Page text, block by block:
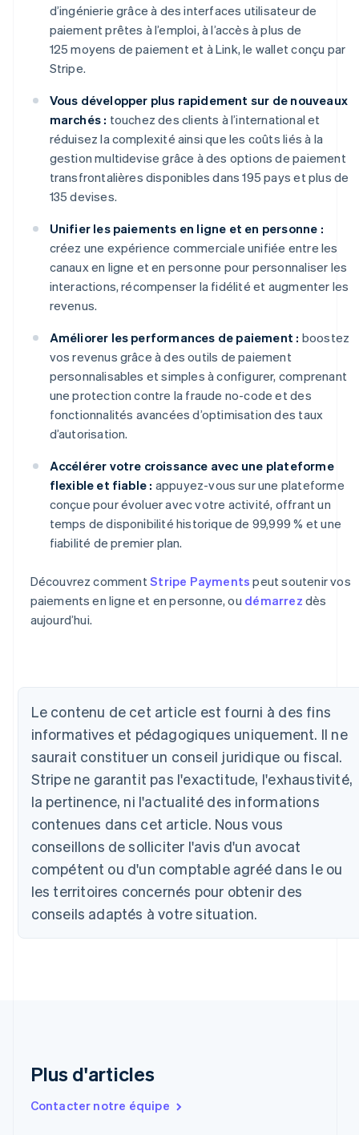
d’ingénierie grâce à des interfaces utilisateur de
paiement prêtes à l’emploi, à l’accès à plus de
125 moyens de paiement et à Link, le wallet conçu par
Stripe.
Vous développer plus rapidement sur de nouveaux
marchés : touchez des clients à l’international et
réduisez la complexité ainsi que les coûts liés à la
gestion multidevise grâce à des options de paiement
transfrontalières disponibles dans 195 pays et plus de
135 devises.
Unifier les paiements en ligne et en personne :
créez une expérience commerciale unifiée entre les
canaux en ligne et en personne pour personnaliser les
interactions, récompenser la fidélité et augmenter les
revenus.
Améliorer les performances de paiement : boostez
vos revenus grâce à des outils de paiement
personnalisables et simples à configurer, comprenant
une protection contre la fraude no-code et des
fonctionnalités avancées d’optimisation des taux
d’autorisation.
Accélérer votre croissance avec une plateforme
flexible et fiable : appuyez-vous sur une plateforme
conçue pour évoluer avec votre activité, offrant un
temps de disponibilité historique de 99,999 % et une
fiabilité de premier plan.
Découvrez commentStripe Payments peut soutenir vos
paiements en ligne et en personne, ou démarrez dès
aujourd’hui.
Le contenu de cet article est fourni à des fins
informatives et pédagogiques uniquement. Il ne
saurait constituer un conseil juridique ou fiscal.
Stripe ne garantit pas l'exactitude, l'exhaustivité,
la pertinence, ni l'actualité des informations
contenues dans cet article. Nous vous
conseillons de solliciter l'avis d'un avocat
compétent ou d'un comptable agréé dans le ou
les territoires concernés pour obtenir des
conseils adaptés à votre situation.
Plus d'articles
Contacter notre équipe
Allemagne
Deutsch English
Australie
English
Autriche
Belgique
NederlandsFrançaisDeutschEnglish
Brésil
Português English
Bulgarie
English
Canada
English Français
Chine continentale
Espagne
Estonie